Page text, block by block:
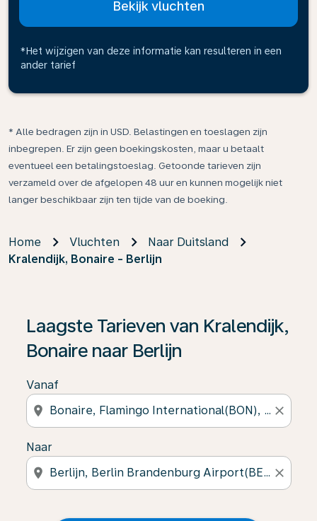
Bekijk vluchten
*Het wijzigen van deze informatie kan resulteren in een
ander tarief
* Alle bedragen zijn in USD. Belastingen en toeslagen zijn
inbegrepen. Er zijn geen boekingskosten, maar u betaalt
eventueel een betalingstoeslag. Getoonde tarieven zijn
verzameld over de afgelopen 48 uur en kunnen mogelijk niet
langer beschikbaar zijn ten tijde van de boeking.
Home Vluchten
Naar Duitsland
Kralendijk, Bonaire - Berlijn
Laagste Tarieven van Kralendijk,
Bonaire naar Berlijn
Vanaf
location_on close
Naar
location_on close